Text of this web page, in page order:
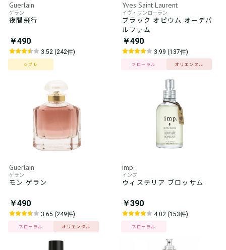
Guerlain
ゲラン
夜間飛行
￥490
3.52 (242件)
シプレ
Yves Saint Laurent
イヴ・サンローラン
ブラック オピウム オーデパ
ルファム
￥490
3.99 (137件)
フローラル オリエンタル
Guerlain
ゲラン
モン ゲラン
￥490
3.65 (249件)
フローラル オリエンタル
imp.
インプ
ウィステリア ブロッサム
￥390
4.02 (153件)
フローラル